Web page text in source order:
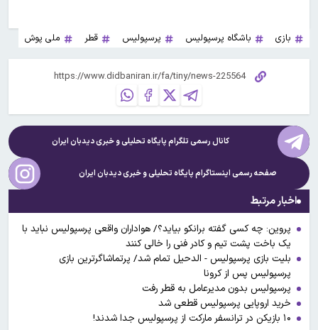
بازی باشگاه پرسپولیس پرسپولیس قطر ملی پوش
کانال رسمی تلگرام پایگاه تحلیلی و خبریدیدبان ایران
صفحه رسمی اینستاگرام پایگاه تحلیلی و خبریدیدبان ایران
اخبار مرتبط
پروین: چه کسی گفته برانکو بیاید؟/ هواداران واقعی پرسپولیس نباید با
یک باخت پشت تیم و کادر فنی را خالی کنند
بلیت بازی پرسپولیس - الدحیل تمام شد/ پرتماشاگرترین بازی
پرسپولیس پس از کرونا
پرسپولیس بدون مدیرعامل به قطر رفت
خرید اروپایی پرسپولیس قطعی شد
۱۰ بازیکن در ترانسفر مارکت از پرسپولیس جدا شدند!